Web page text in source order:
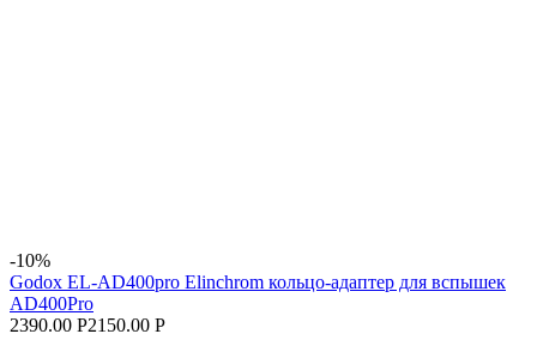
-10%
Godox EL-AD400pro Elinchrom кольцо-адаптер для вспышек
AD400Pro
2390.00 Р2150.00 Р